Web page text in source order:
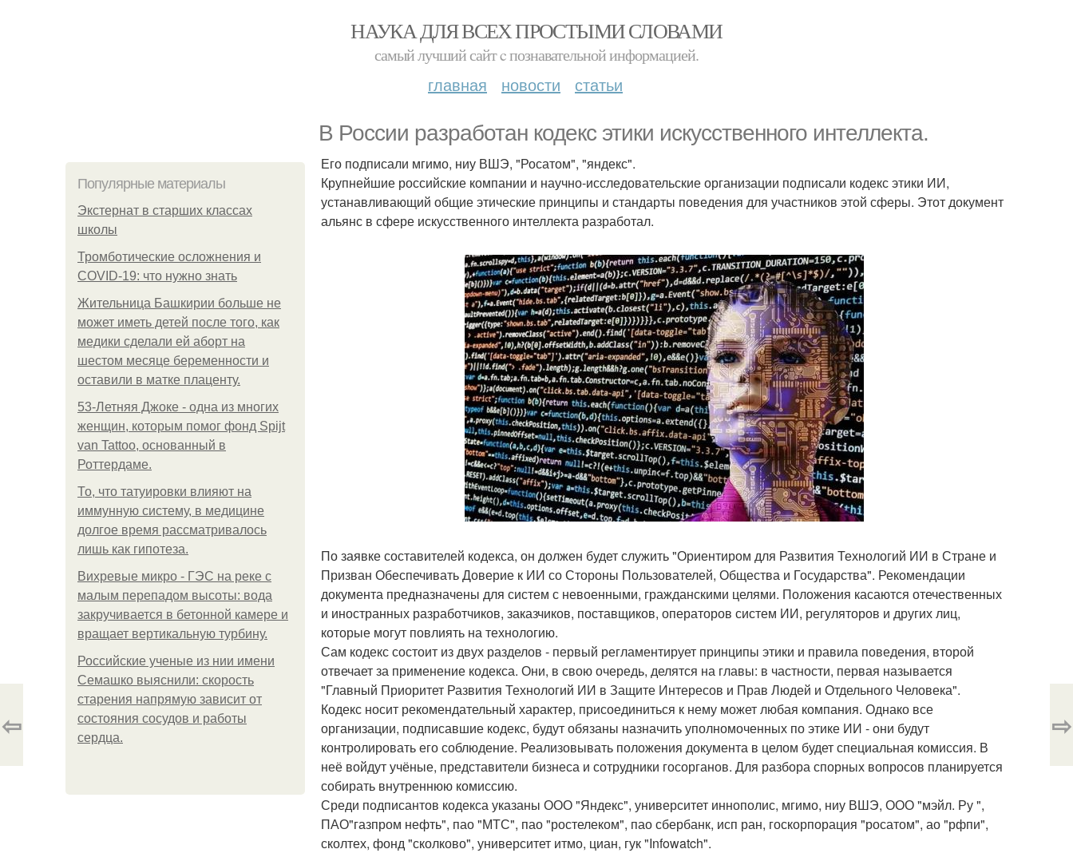
НАУКА ДЛЯ ВСЕХ ПРОСТЫМИ СЛОВАМИ
самый лучший сайт c познавательной информацией.
главная новости статьи
В России разработан кодекс этики искусственного интеллекта.
Популярные материалы
Экстернат в старших классах
школы
Тромботические осложнения и
COVID-19: что нужно знать
Жительница Башкирии больше не
может иметь детей после того, как
медики сделали ей аборт на
шестом месяце беременности и
оставили в матке плаценту.
53-Летняя Джоке - одна из многих
женщин, которым помог фонд Spijt
van Tattoo, основанный в
Роттердаме.
То, что татуировки влияют на
иммунную систему, в медицине
долгое время рассматривалось
лишь как гипотеза.
Вихревые микро - ГЭС на реке с
малым перепадом высоты: вода
закручивается в бетонной камере и
вращает вертикальную турбину.
Российские ученые из нии имени
Семашко выяснили: скорость
старения напрямую зависит от
состояния сосудов и работы
сердца.
Его подписали мгимо, ниу ВШЭ, "Росатом", "яндекс".
Крупнейшие российские компании и научно-исследовательские организации подписали кодекс этики ИИ,
устанавливающий общие этические принципы и стандарты поведения для участников этой сферы. Этот документ
альянс в сфере искусственного интеллекта разработал.
По заявке составителей кодекса, он должен будет служить "Ориентиром для Развития Технологий ИИ в Стране и
Призван Обеспечивать Доверие к ИИ со Стороны Пользователей, Общества и Государства". Рекомендации
документа предназначены для систем с невоенными, гражданскими целями. Положения касаются отечественных
и иностранных разработчиков, заказчиков, поставщиков, операторов систем ИИ, регуляторов и других лиц,
которые могут повлиять на технологию.
Сам кодекс состоит из двух разделов - первый регламентирует принципы этики и правила поведения, второй
отвечает за применение кодекса. Они, в свою очередь, делятся на главы: в частности, первая называется
"Главный Приоритет Развития Технологий ИИ в Защите Интересов и Прав Людей и Отдельного Человека".
Кодекс носит рекомендательный характер, присоединиться к нему может любая компания. Однако все
организации, подписавшие кодекс, будут обязаны назначить уполномоченных по этике ИИ - они будут
контролировать его соблюдение. Реализовывать положения документа в целом будет специальная комиссия. В
неё войдут учёные, представители бизнеса и сотрудники госорганов. Для разбора спорных вопросов планируется
собирать внутреннюю комиссию.
Среди подписантов кодекса указаны ООО "Яндекс", университет иннополис, мгимо, ниу ВШЭ, ООО "мэйл. Ру ",
ПАО"газпром нефть", пао "МТС", пао "ростелеком", пао сбербанк, исп ран, госкорпорация "росатом", ао "рфпи",
сколтех, фонд "сколково", университет итмо, циан, гук "Infowatch".
⇦ ⇨